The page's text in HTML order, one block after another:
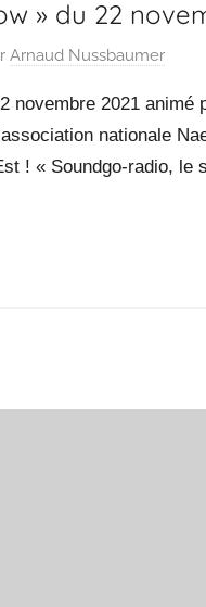
» du 22
Arnaud Nussbaumer
novembre 2021
nationale
! « Soundgo-radio,